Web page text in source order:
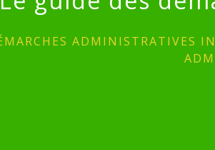
ADMINISTRATIVES